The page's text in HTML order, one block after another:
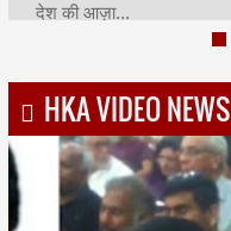
चरणसि...
HKA VIDEO NEWS